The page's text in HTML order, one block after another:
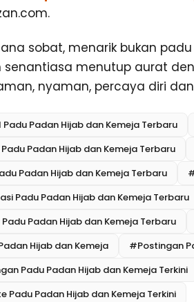
sobat, menarik bukan
senantiasa menutup aurat
nyaman, percaya diri
Padan Hijab dan Kemeja Terbaru
Padan Hijab dan Kemeja Terbaru
Padan Hijab dan Kemeja Terbaru
Padu Padan Hijab dan Kemeja Terbaru
Padan Hijab dan Kemeja Terbaru
Hijab dan Kemeja
#Postingan
Padu Padan Hijab dan Kemeja Terkini
Padu Padan Hijab dan Kemeja Terkini